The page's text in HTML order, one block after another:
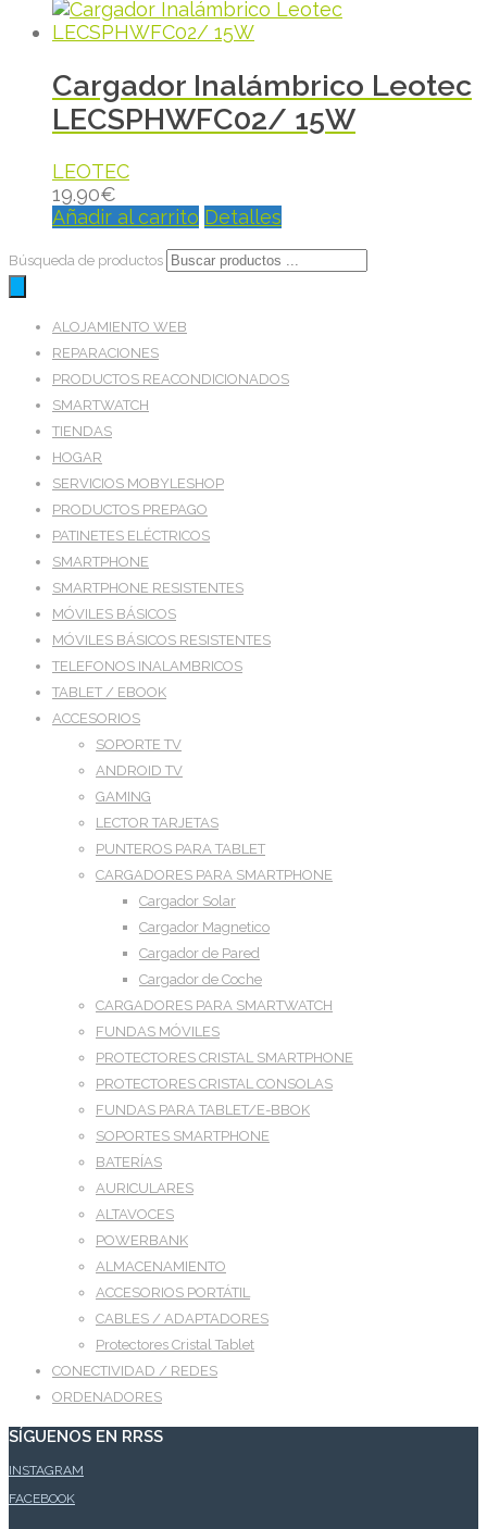
Cargador Inalámbrico Leotec
LECSPHWFC02/ 15W
LEOTEC
19.90€
Añadir al carrito Detalles
Búsqueda de productos
ALOJAMIENTO WEB
REPARACIONES
PRODUCTOS REACONDICIONADOS
SMARTWATCH
TIENDAS
HOGAR
SERVICIOS MOBYLESHOP
PRODUCTOS PREPAGO
PATINETES ELÉCTRICOS
SMARTPHONE
SMARTPHONE RESISTENTES
MÓVILES BÁSICOS
MÓVILES BÁSICOS RESISTENTES
TELEFONOS INALAMBRICOS
TABLET / EBOOK
ACCESORIOS
SOPORTE TV
ANDROID TV
GAMING
LECTOR TARJETAS
PUNTEROS PARA TABLET
CARGADORES PARA SMARTPHONE
Cargador Solar
Cargador Magnetico
Cargador de Pared
Cargador de Coche
CARGADORES PARA SMARTWATCH
FUNDAS MÓVILES
PROTECTORES CRISTAL SMARTPHONE
PROTECTORES CRISTAL CONSOLAS
FUNDAS PARA TABLET/E-BBOK
SOPORTES SMARTPHONE
BATERÍAS
AURICULARES
ALTAVOCES
POWERBANK
ALMACENAMIENTO
ACCESORIOS PORTÁTIL
CABLES / ADAPTADORES
Protectores Cristal Tablet
CONECTIVIDAD / REDES
ORDENADORES
SÍGUENOS EN RRSS
INSTAGRAM
FACEBOOK